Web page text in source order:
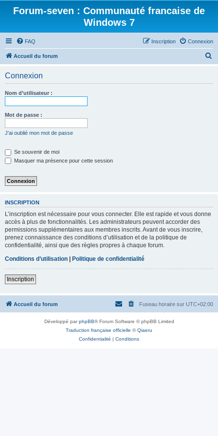
Forum-seven : Communauté francaise de
Windows 7
FAQ Connexion
Inscription
Accueil du forum
Connexion
Nom d’utilisateur :
Mot de passe :
J’ai oublié mon mot de passe
Se souvenir de moi
Masquer ma présence pour cette session
INSCRIPTION
L’inscription est nécessaire pour vous connecter. Elle est rapide et vous donne
accès à plus de fonctionnalités. Les administrateurs peuvent accorder des
permissions supplémentaires aux membres inscrits. Avant de vous inscrire,
prenez connaissance des conditions d’utilisation et de la politique de
confidentialité, ainsi que des règles propres à chaque forum.
Conditions d’utilisation | Politique de confidentialité
Inscription
Accueil du forum Fuseau horaire sur UTC+02:00
Développé parphpBB® Forum Software © phpBB Limited
Traduction française officielle ©Qiaeru
Confidentialité | Conditions